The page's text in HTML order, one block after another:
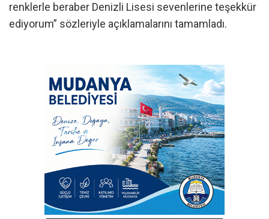
renklerle beraber Denizli Lisesi sevenlerine teşekkür
ediyorum” sözleriyle açıklamalarını tamamladı.